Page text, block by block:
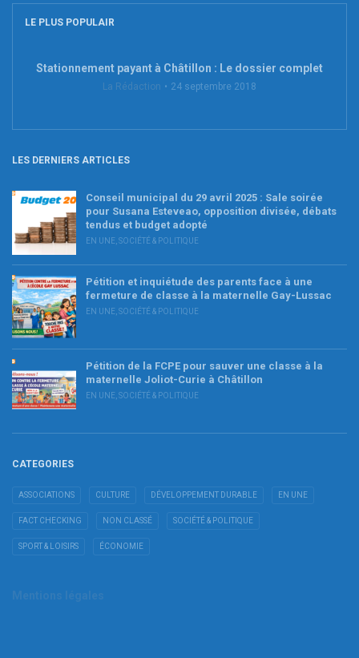
LE PLUS POPULAIR
Stationnement payant à Châtillon : Le dossier complet
La Rédaction 24 septembre 2018
LES DERNIERS ARTICLES
Conseil municipal du 29 avril 2025 : Sale soirée
pour Susana Esteveao, opposition divisée, débats
tendus et budget adopté
EN UNE SOCIÉTÉ & POLITIQUE
Pétition et inquiétude des parents face à une
fermeture de classe à la maternelle Gay-Lussac
EN UNE SOCIÉTÉ & POLITIQUE
Pétition de la FCPE pour sauver une classe à la
maternelle Joliot-Curie à Châtillon
EN UNE SOCIÉTÉ & POLITIQUE
CATEGORIES
ASSOCIATIONS CULTURE DÉVELOPPEMENT DURABLE EN UNE
FACT CHECKING NON CLASSÉ SOCIÉTÉ & POLITIQUE
SPORT & LOISIRS ÉCONOMIE